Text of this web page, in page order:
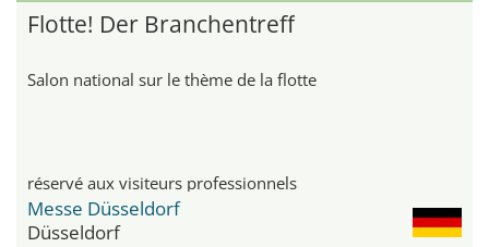
Flotte! Der Branchentreff
Salon national sur le thème de la flotte
réservé aux visiteurs professionnels
Messe Düsseldorf
Düsseldorf